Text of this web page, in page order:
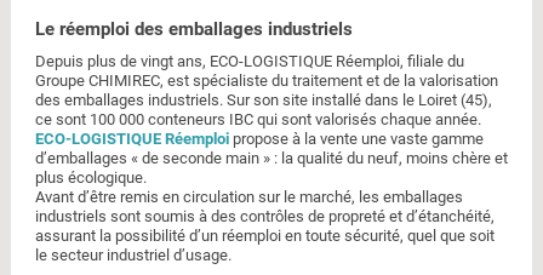
Le réemploi des emballages industriels
Depuis plus de vingt ans, ECO-LOGISTIQUE Réemploi, filiale du
Groupe CHIMIREC, est spécialiste du traitement et de la valorisation
des emballages industriels. Sur son site installé dans le Loiret (45),
ce sont 100 000 conteneurs IBC qui sont valorisés chaque année.
ECO-LOGISTIQUE Réemploipropose à la vente une vaste gamme
d’emballages « de seconde main » : la qualité du neuf, moins chère et
plus écologique.
Avant d’être remis en circulation sur le marché, les emballages
industriels sont soumis à des contrôles de propreté et d’étanchéité,
assurant la possibilité d’un réemploi en toute sécurité, quel que soit
le secteur industriel d’usage.